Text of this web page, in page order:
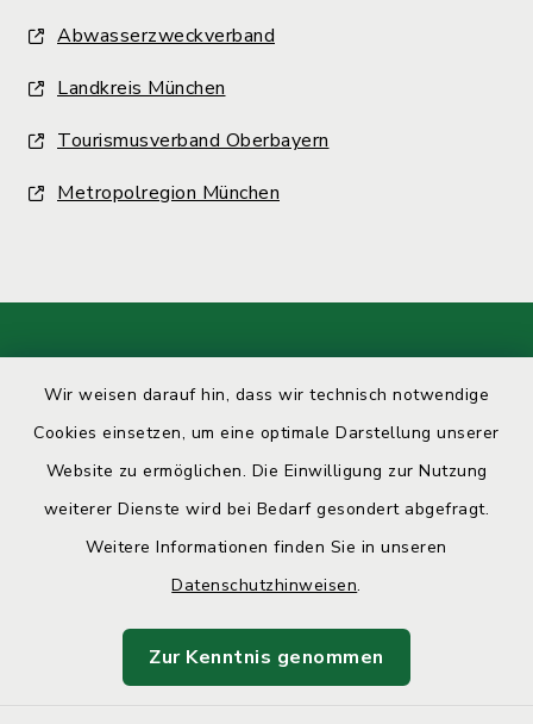
Wir weisen darauf hin, dass wir technisch notwendige
Cookies einsetzen, um eine optimale Darstellung unserer
Website zu ermöglichen. Die Einwilligung zur Nutzung
weiterer Dienste wird bei Bedarf gesondert abgefragt.
Weitere Informationen finden Sie in unseren
Datenschutzhinweisen.
Zur Kenntnis genommen
Abwasserzweckverband
Landkreis München
Tourismusverband Oberbayern
Metropolregion München
Barrierefreiheit
Impressum
Cookie-Einstellungen